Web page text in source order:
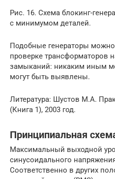
Рис. 16. Схема блокинг-
с минимумом деталей.
Подобные генераторы
проверке трансформаторов
замыканий: никаким иным
могут быть выявлены.
Литература: Шустов М.А.
(Книга 1), 2003 год.
Принципиальная
Максимальный выходной
синусоидального
Соответственно в других